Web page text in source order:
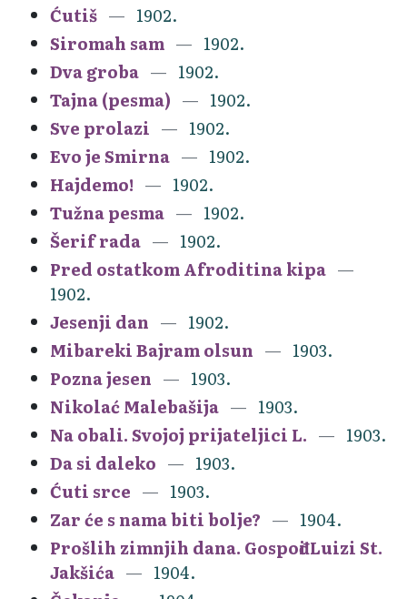
Ćutiš
1902.
Siromah sam
1902.
Dva groba
1902.
Tajna (pesma)
1902.
Sve prolazi
1902.
Evo je Smirna
1902.
Hajdemo!
1902.
Tužna pesma
1902.
Šerif rada
1902.
Pred ostatkom Afroditina kipa
1902.
Jesenji dan
1902.
Mibareki Bajram olsun
1903.
Pozna jesen
1903.
Nikolać Malebašija
1903.
Na obali. Svojoj prijateljici L.
1903.
Da si daleko
1903.
Ćuti srce
1903.
Zar će s nama biti bolje?
1904.
Prošlih zimnjih dana. Gospođi Luizi St.
Jakšića
1904.